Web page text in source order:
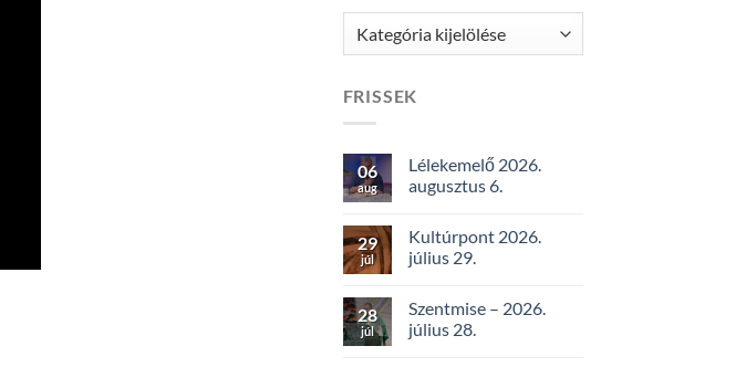
Kategóriák
FRISSEK
06
aug
Lélekemelő 2026.
augusztus 6.
29
júl
Kultúrpont 2026.
július 29.
28
júl
Szentmise – 2026.
július 28.